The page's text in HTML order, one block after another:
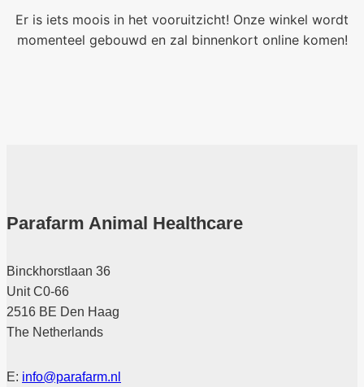
Er is iets moois in het vooruitzicht! Onze winkel wordt
momenteel gebouwd en zal binnenkort online komen!
Parafarm Animal Healthcare
Binckhorstlaan 36
Unit C0-66
2516 BE Den Haag
The Netherlands
E: info@parafarm.nl